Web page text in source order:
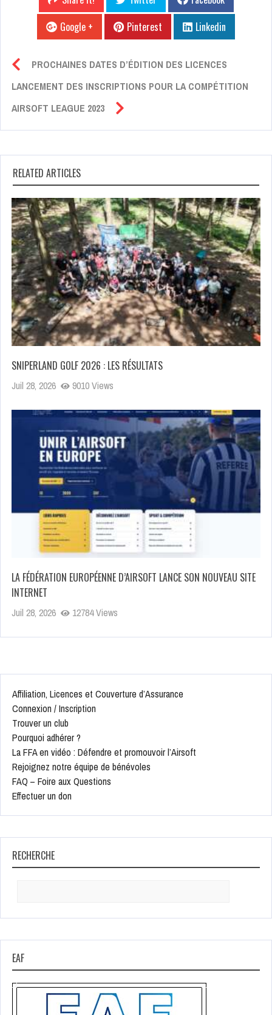
Google +
Pinterest Linkedin
PROCHAINES DATES D’ÉDITION DES LICENCES
LANCEMENT DES INSCRIPTIONS POUR LA COMPÉTITION
AIRSOFT LEAGUE 2023
RELATED ARTICLES
SNIPERLAND GOLF 2026 : LES RÉSULTATS
Juil 28, 2026 9010 Views
LA FÉDÉRATION EUROPÉENNE D’AIRSOFT LANCE SON NOUVEAU SITE
INTERNET
Juil 28, 2026 12784 Views
Affiliation, Licences et Couverture d’Assurance
Connexion / Inscription
Trouver un club
Pourquoi adhérer ?
La FFA en vidéo : Défendre et promouvoir l’Airsoft
Rejoignez notre équipe de bénévoles
FAQ – Foire aux Questions
Effectuer un don
RECHERCHE
EAF